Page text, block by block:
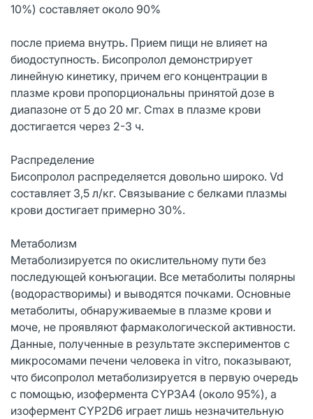
10%) составляет около 90%
после приема внутрь. Прием пищи не влияет на
биодоступность. Бисопролол демонстрирует
линейную кинетику, причем его концентрации в
плазме крови пропорциональны принятой дозе в
диапазоне от 5 до 20 мг. Cmax в плазме крови
достигается через 2-3 ч.
Распределение
Бисопролол распределяется довольно широко. Vd
составляет 3,5 л/кг. Связывание с белками плазмы
крови достигает примерно 30%.
Метаболизм
Метаболизируется по окислительному пути без
последующей конъюгации. Все метаболиты полярны
(водорастворимы) и выводятся почками. Основные
метаболиты, обнаруживаемые в плазме крови и
моче, не проявляют фармакологической активности.
Данные, полученные в результате экспериментов с
микросомами печени человека in vitro, показывают,
что бисопролол метаболизируется в первую очередь
с помощью, изофермента CYP3A4 (около 95%), а
изофермент CYP2D6 играет лишь незначительную